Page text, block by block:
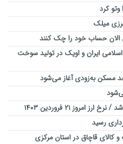
کرد
الان حساب خود را چک کنند
ایران و اویک در تولید سوخت